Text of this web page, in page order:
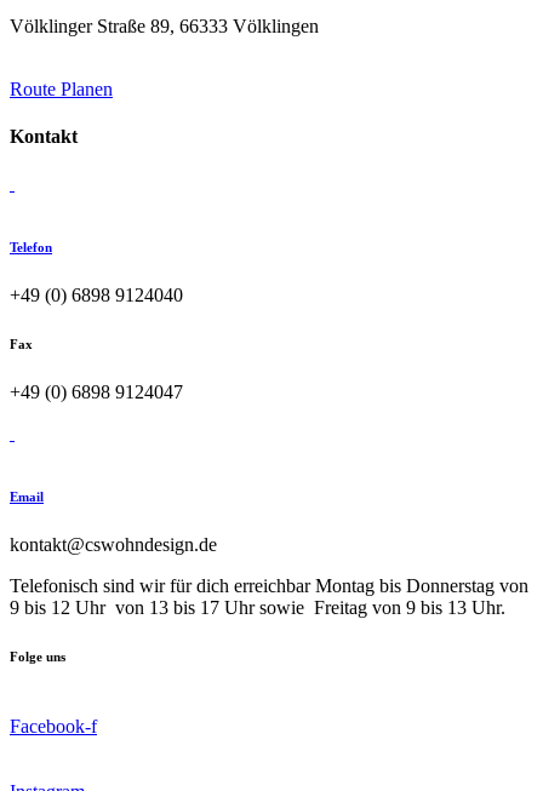
Völklinger Straße 89, 66333 Völklingen
Route Planen
Kontakt
Telefon
+49 (0) 6898 9124040
Fax
+49 (0) 6898 9124047
Email
kontakt@cswohndesign.de
Telefonisch sind wir für dich erreichbar Montag bis Donnerstag von
9 bis 12 Uhr von 13 bis 17 Uhr sowie Freitag von 9 bis 13 Uhr.
Folge uns
Facebook-f